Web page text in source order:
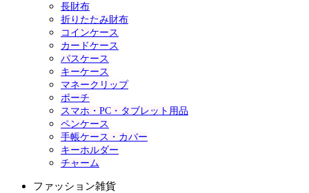
長財布
折りたたみ財布
コインケース
カードケース
パスケース
キーケース
マネークリップ
ポーチ
スマホ・PC・タブレット用品
ペンケース
手帳ケース・カバー
キーホルダー
チャーム
ファッション雑貨